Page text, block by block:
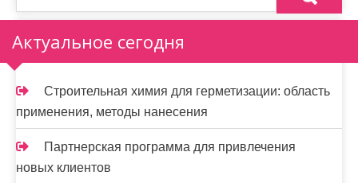
а
п
и
с
я
м
Актуальное сегодня
Строительная химия для герметизации: область
применения, методы нанесения
Партнерская программа для привлечения
новых клиентов